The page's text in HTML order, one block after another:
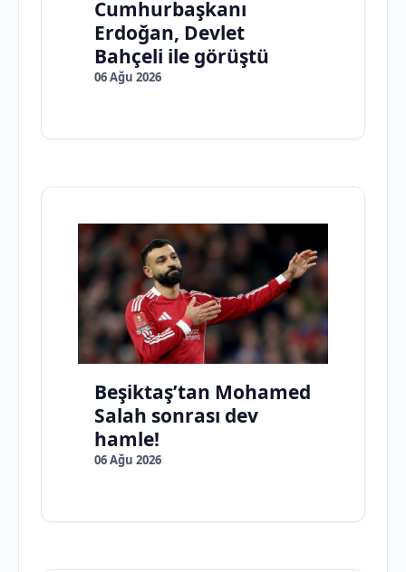
Cumhurbaşkanı
Erdoğan, Devlet
Bahçeli ile görüştü
06 Ağu 2026
Beşiktaş’tan Mohamed
Salah sonrası dev
hamle!
06 Ağu 2026